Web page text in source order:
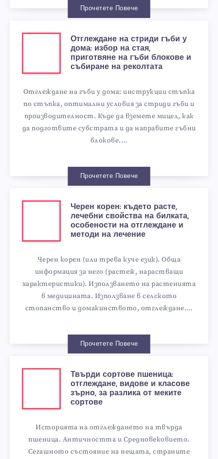
Прочетете Повече
Отглеждане на стриди гъби у
дома: избор на стая,
приготвяне на гъби блокове и
събиране на реколтата
Отглеждане на гъби у дома: инструкции стъпка
по стъпка, оптимални условия за стриди гъби и
производителност. Къде да вземете мицел, как
да подготвите субстрата и да направите гъбни
блокове.…
Прочетете Повече
Черен корен: където расте,
лечебни свойства на билката,
особености на отглеждане и
методи на лечение
Черен корен (или трева куче език). Обща
информация за него (растеж, нарастващи
характеристики). Използването на растенията
в медицината. Използване в селското
стопанство и домакинството, отглеждане.…
Прочетете Повече
Твърди сортове пшеница:
отглеждане, видове и класове
зърно, за разлика от меките
сортове
Историята на отглеждането на твърда
пшеница. Античността и Средновековието.
Сегашното състояние на нещата, страните